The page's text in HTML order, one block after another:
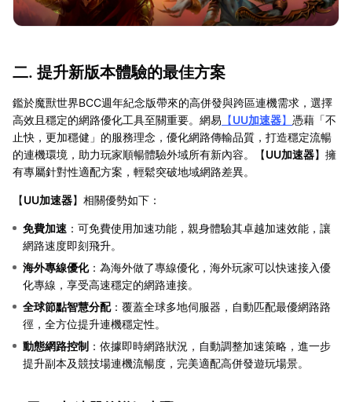
二. 提升新版本體驗的最佳方案
鑑於魔獸世界BCC週年紀念版帶來的高併發與跨區連機需求，選擇
高效且穩定的網路優化工具至關重要。網易 【UU加速器】 憑藉「不
止快，更加穩健」的服務理念，優化網路傳輸品質，打造穩定流暢
的連機環境，助力玩家順暢體驗外域所有新內容。【UU加速器】擁
有專屬針對性適配方案，輕鬆突破地域網路差異。
【UU加速器】相關優勢如下：
免費加速 ：可免費使用加速功能，親身體驗其卓越加速效能，讓
網路速度即刻飛升。
海外專線優化：為海外做了專線優化，海外玩家可以快速接入優
化專線，享受高速穩定的網路連接。
全球節點智慧分配：覆蓋全球多地伺服器，自動匹配最優網路路
徑，全方位提升連機穩定性。
動態網路控制 ：依據即時網路狀況，自動調整加速策略，進一步
提升副本及競技場連機流暢度，完美適配高併發遊玩場景。